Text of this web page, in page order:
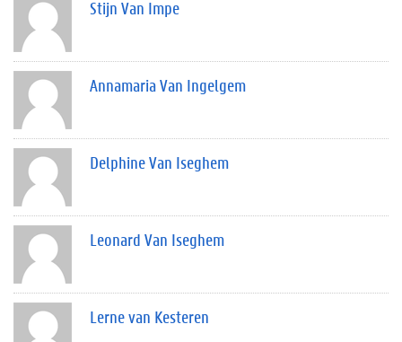
Stijn Van Impe
Annamaria Van Ingelgem
Delphine Van Iseghem
Leonard Van Iseghem
Lerne van Kesteren